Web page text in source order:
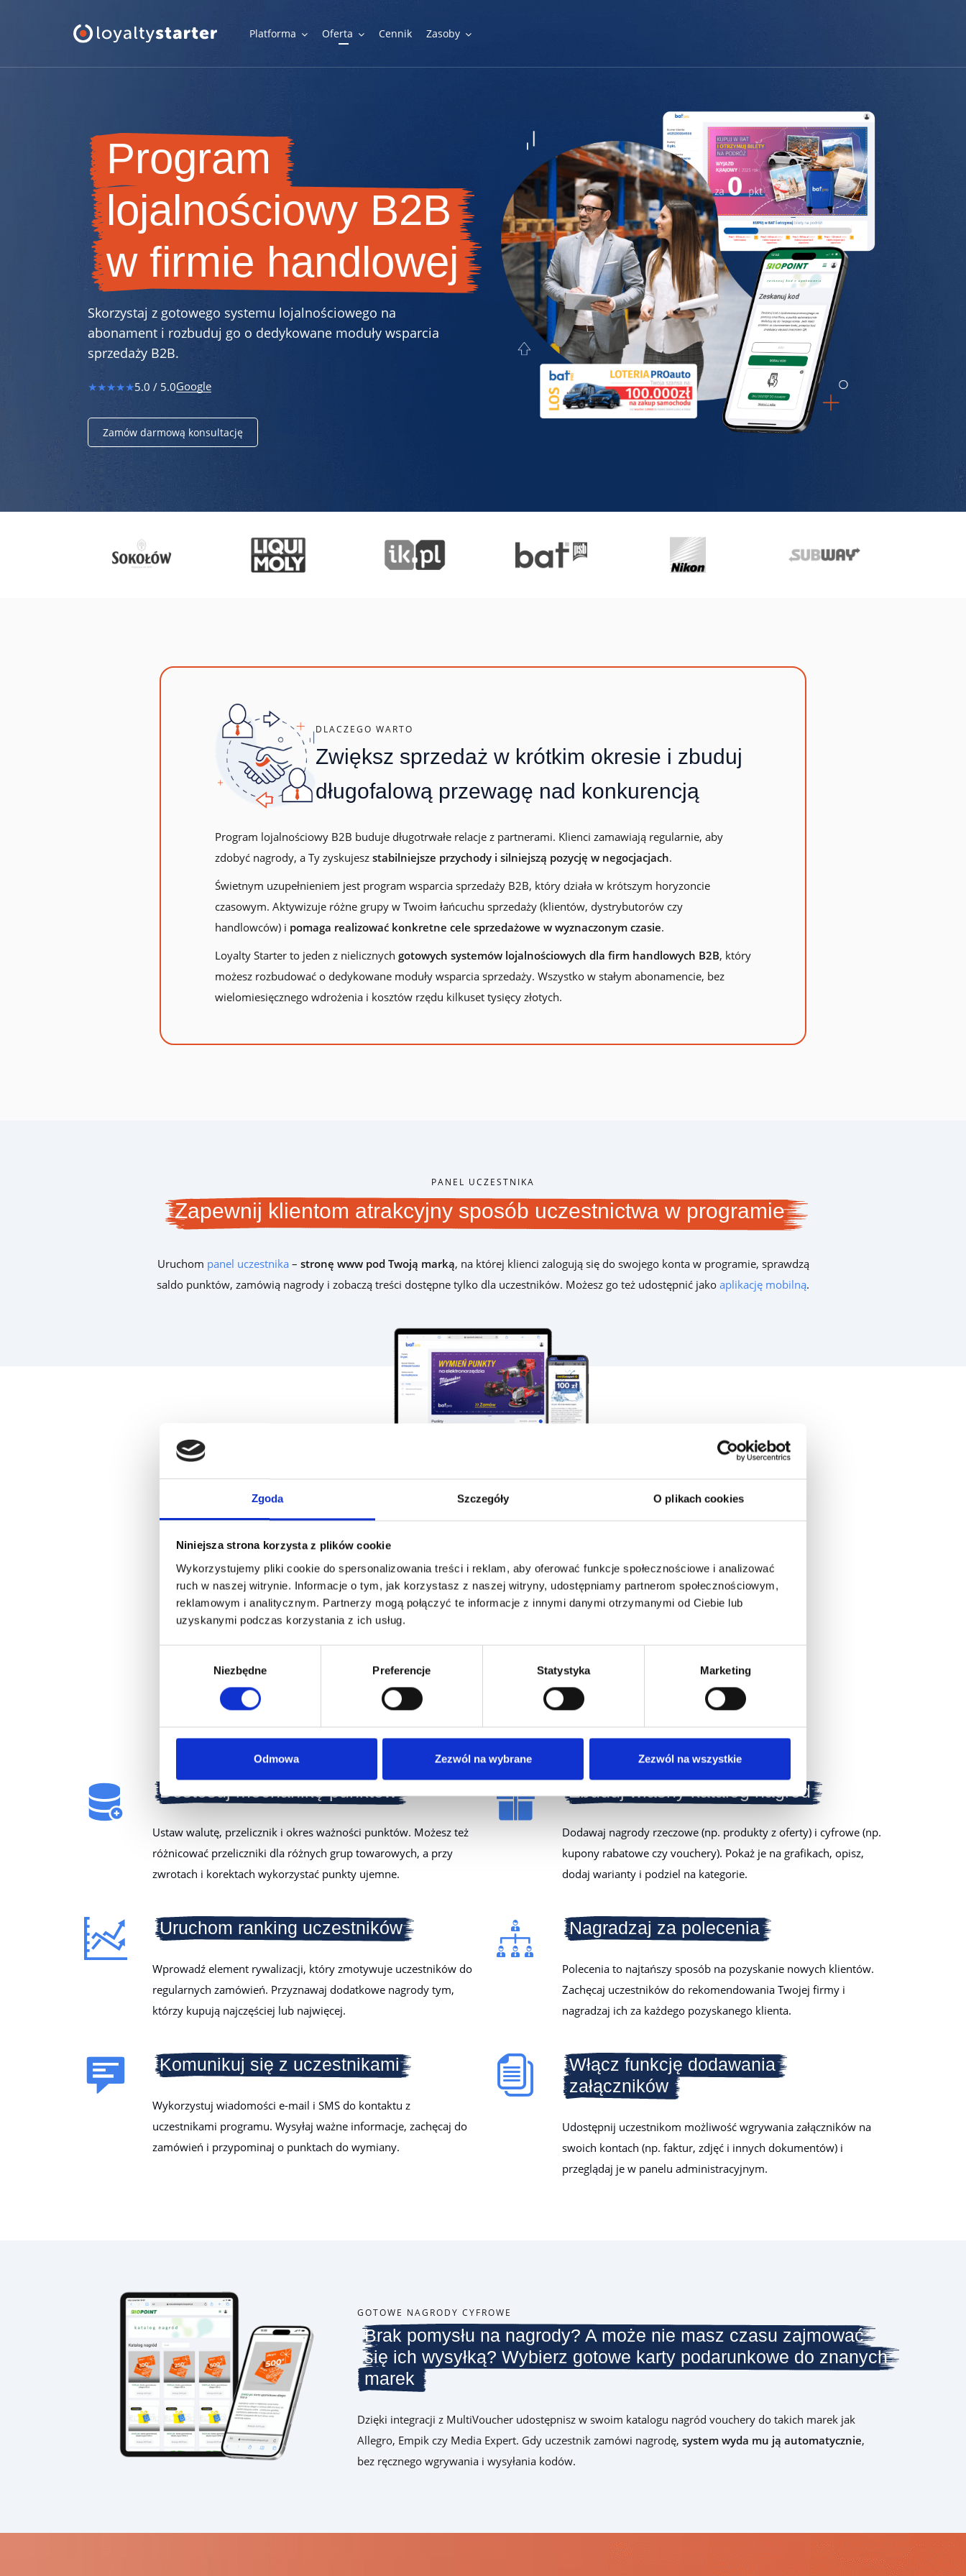
Zgoda Szczegóły O plikach cookies
Niniejsza strona korzysta z plików cookie
Wykorzystujemy pliki cookie do spersonalizowania treści i reklam, aby oferować funkcje społecznościowe i analizować
ruch w naszej witrynie. Informacje o tym, jak korzystasz z naszej witryny, udostępniamy partnerom społecznościowym,
reklamowym i analitycznym. Partnerzy mogą połączyć te informacje z innymi danymi otrzymanymi od Ciebie lub
uzyskanymi podczas korzystania z ich usług.
Niezbędne Preferencje Statystyka Marketing
Odmowa Zezwól na wybrane Zezwól na wszystkie
Platforma Oferta Cennik
Zasoby
Aplikacja mobilna, panel uczestnika, karta w telefonie i inne
narzędzia klienta
Gotowe funkcje do zbudowania funkcjonalnego programu
Dedykowane rozwiązania wspierające sprzedaż w firmach
handlowych B2B
Moduły organizatora
Narzędzia do szybkiej i wygodnej obsługi programu
lojalnościowego
Integracje
Możliwości połączenia programu lojalnościowego z innymi
Dla sklepów detalicznych
pojedynczych sklepów oraz małych i dużych sieci
Dla firm handlowych B2B
Program lojalnościowy lub wsparcia sprzedaży dla
producentów, hurtowni, dystrybutorów i sklepów
Dla firm usługowych B2C
Program lojalnościowy w telefonie dla gastronomii, beauty,
fitnessu i innych branż usługowych
Historie klientów
Zainspiruj się case studies z prawdziwych wdrożeń naszych
Opinie
Dowiedz się, co o platformie Loyalty Starter myślą jej
użytkownicy
Darmowe materiały do pobrania
Pobierz pakiet praktycznych e-booków, które pomogą Ci
we wdrożeniu
Program
lojalnościowy B2B
w firmie handlowej
Skorzystaj z gotowego systemu lojalnościowego na
abonament i rozbuduj go o dedykowane moduły wsparcia
sprzedaży B2B.
★★★★★5.0 / 5.0Google
Zamów darmową konsultację
DLACZEGO WARTO
Zwiększ sprzedaż w krótkim okresie i zbuduj
długofalową przewagę nad konkurencją
Program lojalnościowy B2B buduje długotrwałe relacje z partnerami. Klienci zamawiają regularnie, aby
zdobyć nagrody, a Ty zyskujesz stabilniejsze przychody i silniejszą pozycję w negocjacjach.
Świetnym uzupełnieniem jest program wsparcia sprzedaży B2B, który działa w krótszym horyzoncie
czasowym. Aktywizuje różne grupy w Twoim łańcuchu sprzedaży (klientów, dystrybutorów czy
handlowców) i pomaga realizować konkretne cele sprzedażowe w wyznaczonym czasie.
Loyalty Starter to jeden z nielicznych gotowych systemów lojalnościowych dla firm handlowych B2B, który
możesz rozbudować o dedykowane moduły wsparcia sprzedaży. Wszystko w stałym abonamencie, bez
wielomiesięcznego wdrożenia i kosztów rzędu kilkuset tysięcy złotych.
PANEL UCZESTNIKA
Zapewnij klientom atrakcyjny sposób uczestnictwa w programie
Uruchom panel uczestnika – stronę www pod Twoją marką, na której klienci zalogują się do swojego konta w programie, sprawdzą
saldo punktów, zamówią nagrody i zobaczą treści dostępne tylko dla uczestników. Możesz go też udostępnić jako aplikację mobilną.
KLUCZOWE FUNKCJONALNOŚCI
Zbuduj swój program lojalnościowy B2B z gotowych
funkcjonalności
W ramach abonamentu Loyalty Starter dostajesz wszystkie funkcje potrzebne do uruchomienia programu lojalnościowego.
Dostosuj mechanikę punktów
Ustaw walutę, przelicznik i okres ważności punktów. Możesz też
różnicować przeliczniki dla różnych grup towarowych, a przy
zwrotach i korektach wykorzystać punkty ujemne.
Zbuduj własny katalog nagród
Dodawaj nagrody rzeczowe (np. produkty z oferty) i cyfrowe (np.
kupony rabatowe czy vouchery). Pokaż je na grafikach, opisz,
dodaj warianty i podziel na kategorie.
Uruchom ranking uczestników
Wprowadź element rywalizacji, który zmotywuje uczestników do
regularnych zamówień. Przyznawaj dodatkowe nagrody tym,
którzy kupują najczęściej lub najwięcej.
Nagradzaj za polecenia
Polecenia to najtańszy sposób na pozyskanie nowych klientów.
Zachęcaj uczestników do rekomendowania Twojej firmy i
nagradzaj ich za każdego pozyskanego klienta.
Komunikuj się z uczestnikami
Wykorzystuj wiadomości e-mail i SMS do kontaktu z
uczestnikami programu. Wysyłaj ważne informacje, zachęcaj do
zamówień i przypominaj o punktach do wymiany.
Włącz funkcję dodawania
załączników
Udostępnij uczestnikom możliwość wgrywania załączników na
swoich kontach (np. faktur, zdjęć i innych dokumentów) i
przeglądaj je w panelu administracyjnym.
GOTOWE NAGRODY CYFROWE
Brak pomysłu na nagrody? A może nie masz czasu zajmować
się ich wysyłką? Wybierz gotowe karty podarunkowe do znanych
marek
Dzięki integracji z MultiVoucher udostępnisz w swoim katalogu nagród vouchery do takich marek jak
Allegro, Empik czy Media Expert. Gdy uczestnik zamówi nagrodę, system wyda mu ją automatycznie,
bez ręcznego wgrywania i wysyłania kodów.